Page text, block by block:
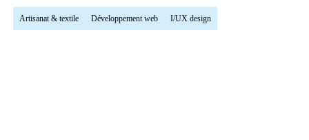
Artisanat & textile Développement web I/UX design